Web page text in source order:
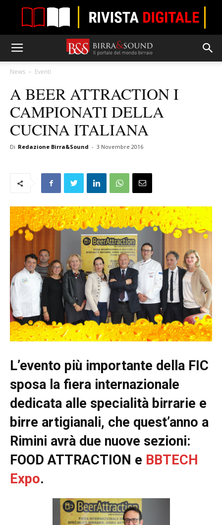
News Eventi
A BEER ATTRACTION I
CAMPIONATI DELLA
CUCINA ITALIANA
Di Redazione Birra&Sound - 3 Novembre 2016
L’evento più importante della FIC
sposa la fiera internazionale
dedicata alle specialità birrarie e
birre artigianali, che quest’anno a
Rimini avrà due nuove sezioni:
FOOD ATTRACTION e BBTECH
Expo.